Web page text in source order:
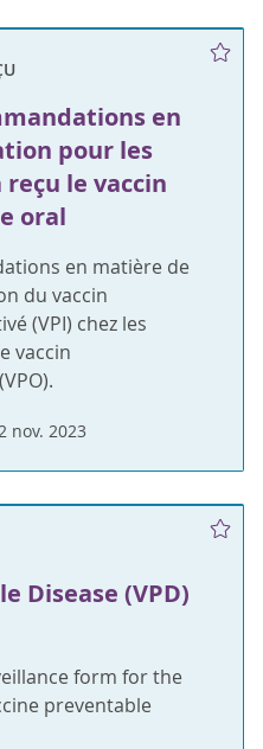
en
pour les
le vaccin
oral
en matière de
du vaccin
(VPI) chez les
vaccin
nov. 2023
Disease (VPD)
form for the
preventable